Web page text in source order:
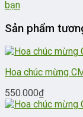
bạn
Sản phẩm
Hoa chúc mừng
550.000₫